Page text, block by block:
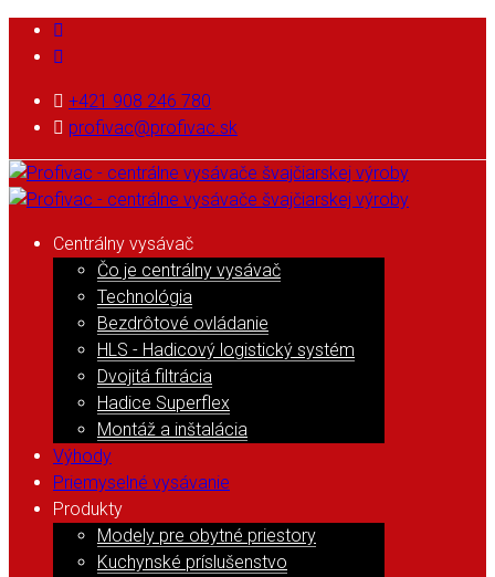
+421 908 246 780
profivac@profivac.sk
Centrálny vysávač
Čo je centrálny vysávač
Technológia
Bezdrôtové ovládanie
HLS - Hadicový logistický systém
Dvojitá filtrácia
Hadice Superflex
Montáž a inštalácia
Výhody
Priemyselné vysávanie
Produkty
Modely pre obytné priestory
Kuchynské príslušenstvo